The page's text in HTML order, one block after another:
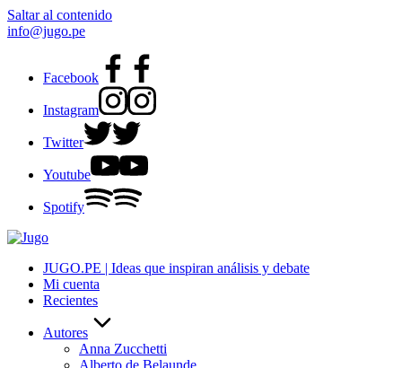
Saltar al contenido
info@jugo.pe
Facebook
Instagram
Twitter
Youtube
Spotify
JUGO.PE | Ideas que inspiran análisis y debate
Mi cuenta
Recientes
Autores
Anna Zucchetti
Alberto de Belaunde